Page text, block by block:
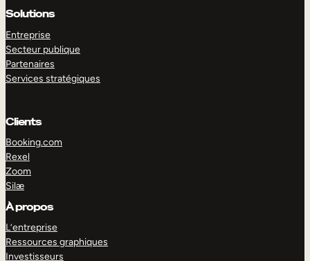
Solutions
Entreprise
Secteur publique
Partenaires
Services stratégiques
Clients
Booking.com
Rexel
Zoom
Silæ
À propos
L’entreprise
Ressources graphiques
Investisseurs